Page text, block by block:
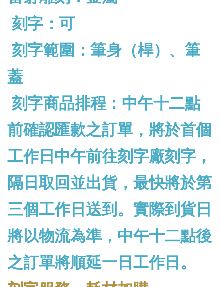
刻字：可
刻字範圍：筆身（桿）、筆
蓋
刻字商品排程：中午十二點
前確認匯款之訂單，將於首個
工作日中午前往刻字廠刻字，
隔日取回並出貨，最快將於第
三個工作日送到。實際到貨日
將以物流為準，中午十二點後
之訂單將順延一日工作日。